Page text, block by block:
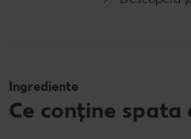
Ingrediente
Ce conține spata